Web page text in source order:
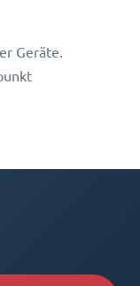
Geräte.